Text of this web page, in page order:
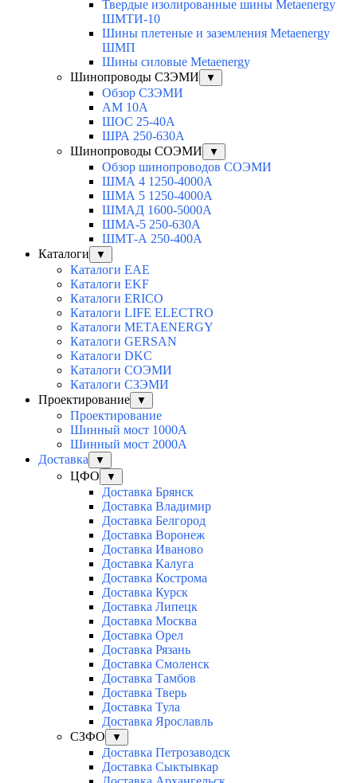
Твердые изолированные шины Metaenergy
ШМТИ-10
Шины плетеные и заземления Metaenergy
ШМП
Шины силовые Metaenergy
Шинопроводы СЗЭМИ
▼
Обзор СЗЭМИ
АМ 10А
ШОС 25-40А
ШРА 250-630А
Шинопроводы СОЭМИ
▼
Обзор шинопроводов СОЭМИ
ШМА 4 1250-4000А
ШМА 5 1250-4000А
ШМАД 1600-5000А
ШМА-5 250-630А
ШМТ-А 250-400А
Каталоги
▼
Каталоги EAE
Каталоги EKF
Каталоги ERICO
Каталоги LIFE ELECTRO
Каталоги METAENERGY
Каталоги GERSAN
Каталоги DKC
Каталоги СОЭМИ
Каталоги СЗЭМИ
Проектирование
▼
Проектирование
Шинный мост 1000А
Шинный мост 2000А
Доставка
▼
ЦФО ▼
Доставка Брянск
Доставка Владимир
Доставка Белгород
Доставка Воронеж
Доставка Иваново
Доставка Калуга
Доставка Кострома
Доставка Курск
Доставка Липецк
Доставка Москва
Доставка Орел
Доставка Рязань
Доставка Смоленск
Доставка Тамбов
Доставка Тверь
Доставка Тула
Доставка Ярославль
СЗФО
▼
Доставка Петрозаводск
Доставка Сыктывкар